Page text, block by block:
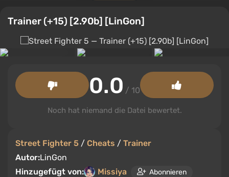
Trainer (+15) [2.90b] [LinGon]
Street Fighter 5 / Cheats / Trainer
Autor:LinGon
Hinzugefügt von:
Missiya Abonnieren
0.0 / 10
Noch hat niemand die Datei bewertet.